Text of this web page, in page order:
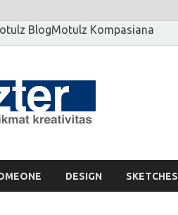
BlogMotulz Kompasiana
DESIGN SKETCHES